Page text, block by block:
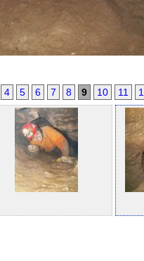
4 5 6 7 8 9 10 11